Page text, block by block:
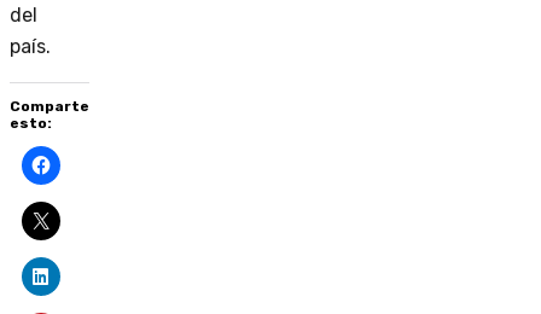
del
país.
Comparte
esto: